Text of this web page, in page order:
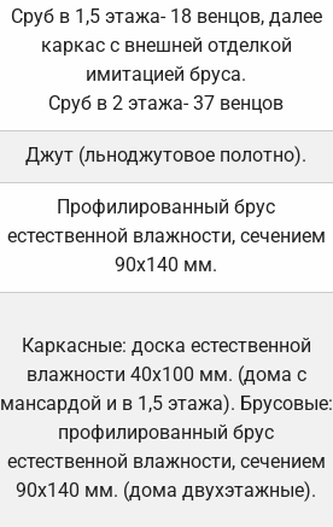
Сруб в 1,5 этажа- 18 венцов, далее
каркас с внешней отделкой
имитацией бруса.
Сруб в 2 этажа- 37 венцов
Джут (льноджутовое полотно).
Профилированный брус
естественной влажности, сечением
90х140 мм.
Каркасные: доска естественной
влажности 40х100 мм. (дома с
мансардой и в 1,5 этажа). Брусовые:
профилированный брус
естественной влажности, сечением
90х140 мм. (дома двухэтажные).